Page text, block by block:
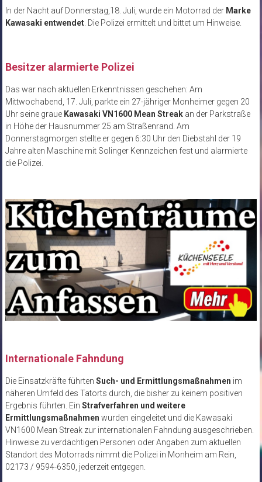
In der Nacht auf Donnerstag,18. Juli, wurde ein Motorrad der Marke
Kawasaki entwendet. Die Polizei ermittelt und bittet um Hinweise.
Besitzer alarmierte Polizei
Das war nach aktuellen Erkenntnissen geschehen: Am
Mittwochabend, 17. Juli, parkte ein 27-jähriger Monheimer gegen 20
Uhr seine graue Kawasaki VN1600 Mean Streakan der Parkstraße
in Höhe der Hausnummer 25 am Straßenrand. Am
Donnerstagmorgen stellte er gegen 6:30 Uhr den Diebstahl der 19
Jahre alten Maschine mit Solinger Kennzeichen fest und alarmierte
die Polizei.
Internationale Fahndung
Die Einsatzkräfte führten Such- und Ermittlungsmaßnahmen im
näheren Umfeld des Tatorts durch, die bisher zu keinem positiven
Ergebnis führten. Ein Strafverfahren und weitere
Ermittlungsmaßnahmen wurden eingeleitet und die Kawasaki
VN1600 Mean Streak zur internationalen Fahndung ausgeschrieben.
Hinweise zu verdächtigen Personen oder Angaben zum aktuellen
Standort des Motorrads nimmt die Polizei in Monheim am Rein,
02173 / 9594-6350, jederzeit entgegen.